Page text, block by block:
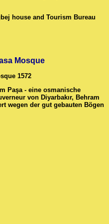
house and Tourism Bureau
Mosque
1572
Paşa - eine osmanische
von Diyarbakır, Behram
wegen der gut gebauten Bögen